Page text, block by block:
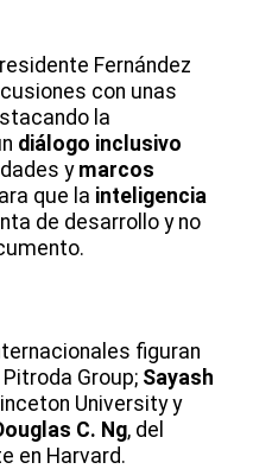
Fernández
con unas
la
diálogo inclusivo
y marcos
que la inteligencia
de desarrollo y no
figuran
Group; Sayash
University y
C. Ng, del
en Harvard.